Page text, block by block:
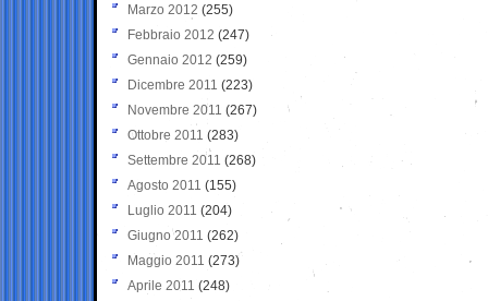
Marzo 2012 (255)
Febbraio 2012 (247)
Gennaio 2012 (259)
Dicembre 2011 (223)
Novembre 2011 (267)
Ottobre 2011 (283)
Settembre 2011 (268)
Agosto 2011 (155)
Luglio 2011 (204)
Giugno 2011 (262)
Maggio 2011 (273)
Aprile 2011 (248)